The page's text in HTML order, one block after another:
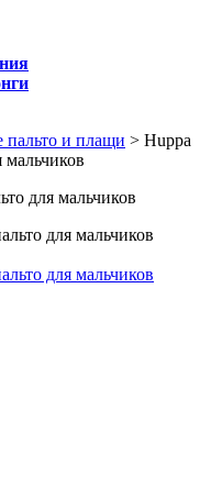
пальто и плащи > Huppa
для мальчиков